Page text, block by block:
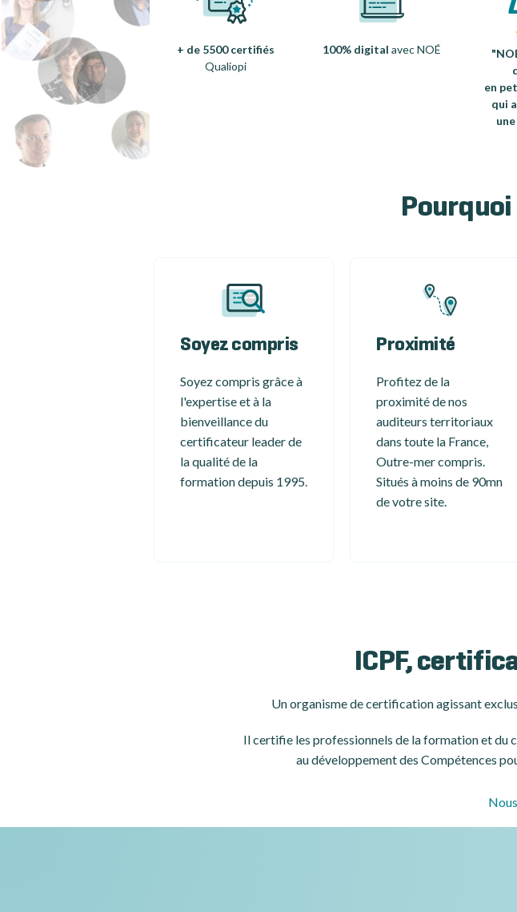
+ de 5500 certifiés
Qualiopi
100% digital avec NOÉ
en
qui
Pourquoi
Soyez compris
Soyez compris grâce à
l'expertise et à la
bienveillance du
certificateur leader de
la qualité de la
formation depuis 1995.
Proximité
Profitez de la
proximité de nos
auditeurs territoriaux
dans toute la France,
Outre-mer compris.
Situés à moins de 90mn
de votre site.
ICPF,
Un organisme de certificationagissant
Il certifie les professionnels de la formation et du
au développement des Compétences